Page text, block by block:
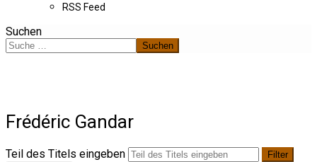
RSS Feed
Suchen
Suchen
Frédéric Gandar
Teil des Titels eingeben
Filter